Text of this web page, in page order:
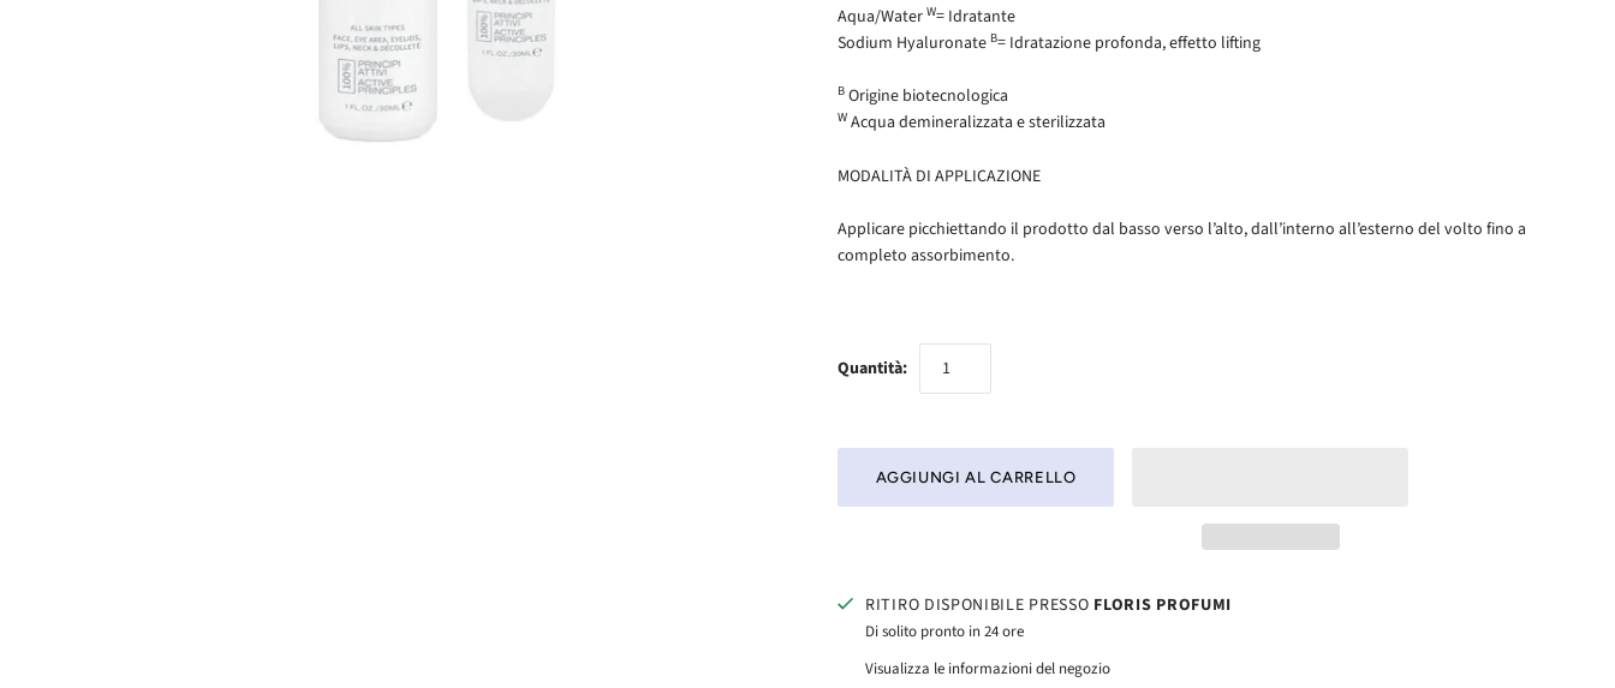
Aqua/Water W= Idratante
Sodium Hyaluronate B= Idratazione profonda, effetto lifting
B Origine biotecnologica
W Acqua demineralizzata e sterilizzata
MODALITÀ DI APPLICAZIONE
Applicare picchiettando il prodotto dal basso verso l’alto, dall’interno all’esterno del volto fino a
completo assorbimento.
Quantità:
RITIRO DISPONIBILE PRESSO FLORIS PROFUMI
Di solito pronto in 24 ore
Visualizza le informazioni del negozio